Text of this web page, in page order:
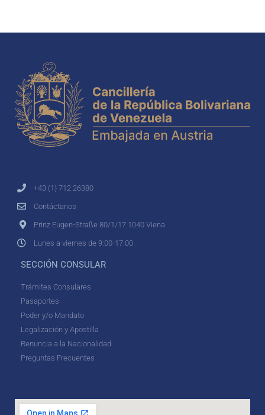
+43 (1) 712 26380
Contáctanos
Prinz Eugen-Straße 80/1/17 1040 Viena
Lunes a viernes de 9:00-17:00
SECCIÓN CONSULAR
Trámites Consulares
Pasaportes
Poder y/o Mandato
Legalización y Apostilla
Renuncia a la Nacionalidad
Preguntas Frecuentes